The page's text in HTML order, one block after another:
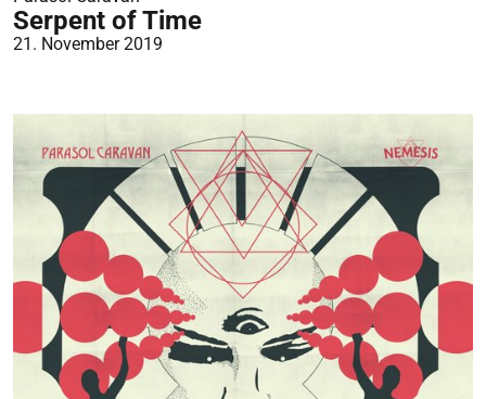
Serpent of Time
21. November 2019